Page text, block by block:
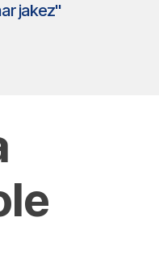
jakez"